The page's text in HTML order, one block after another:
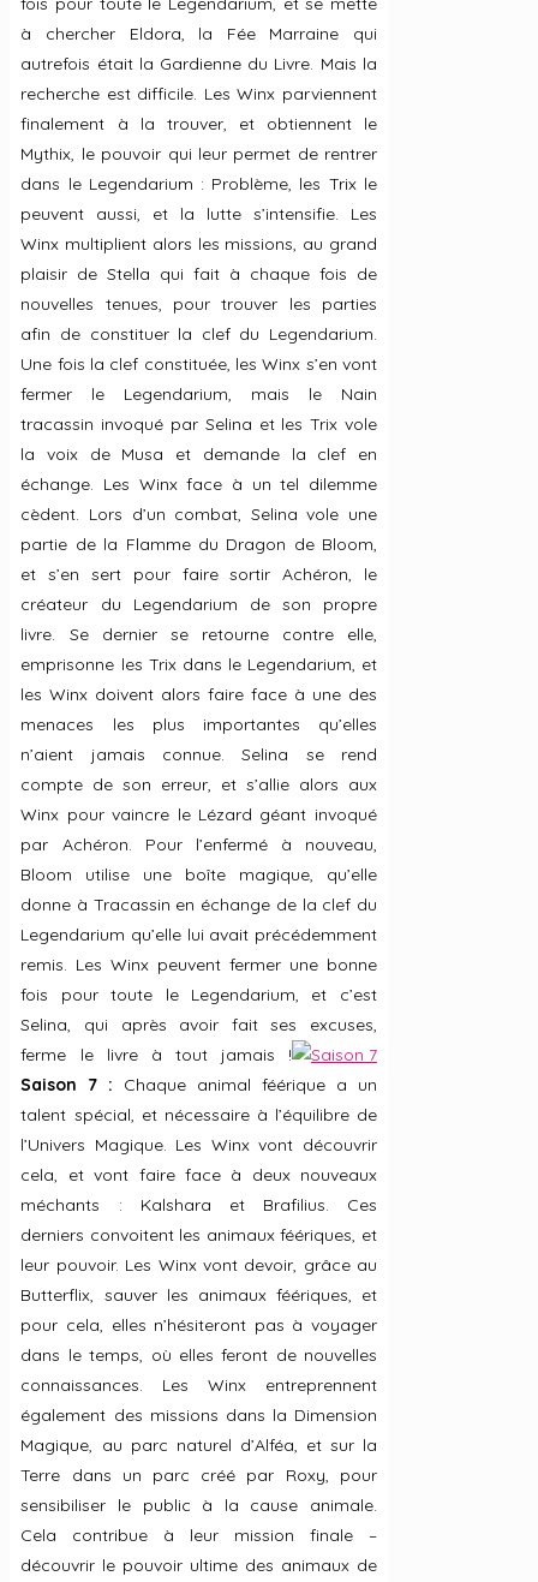
à chercher Eldora, la Fée Marraine qui
autrefois était la Gardienne du Livre. Mais la
recherche est difficile. Les Winx parviennent
finalement à la trouver, et obtiennent le
Mythix, le pouvoir qui leur permet de rentrer
dans le Legendarium : Problème, les Trix le
peuvent aussi, et la lutte s’intensifie. Les
Winx multiplient alors les missions, au grand
plaisir de Stella qui fait à chaque fois de
nouvelles tenues, pour trouver les parties
afin de constituer la clef du Legendarium.
Une fois la clef constituée, les Winx s’en vont
fermer le Legendarium, mais le Nain
tracassin invoqué par Selina et les Trix vole
la voix de Musa et demande la clef en
échange. Les Winx face à un tel dilemme
cèdent. Lors d’un combat, Selina vole une
partie de la Flamme du Dragon de Bloom,
et s’en sert pour faire sortir Achéron, le
créateur du Legendarium de son propre
livre. Se dernier se retourne contre elle,
emprisonne les Trix dans le Legendarium, et
les Winx doivent alors faire face à une des
menaces les plus importantes qu’elles
n’aient jamais connue. Selina se rend
compte de son erreur, et s’allie alors aux
Winx pour vaincre le Lézard géant invoqué
par Achéron. Pour l’enfermé à nouveau,
Bloom utilise une boîte magique, qu’elle
donne à Tracassin en échange de la clef du
Legendarium qu’elle lui avait précédemment
remis. Les Winx peuvent fermer une bonne
fois pour toute le Legendarium, et c’est
Selina, qui après avoir fait ses excuses,
ferme le livre à tout jamais !
Saison 7 : Chaque animal féérique a un
talent spécial, et nécessaire à l’équilibre de
l’Univers Magique. Les Winx vont découvrir
cela, et vont faire face à deux nouveaux
méchants : Kalshara et Brafilius. Ces
derniers convoitent les animaux féériques, et
leur pouvoir. Les Winx vont devoir, grâce au
Butterflix, sauver les animaux féériques, et
pour cela, elles n’hésiteront pas à voyager
dans le temps, où elles feront de nouvelles
connaissances. Les Winx entreprennent
également des missions dans la Dimension
Magique, au parc naturel d’Alféa, et sur la
Terre dans un parc créé par Roxy, pour
sensibiliser le public à la cause animale.
Cela contribue à leur mission finale –
découvrir le pouvoir ultime des animaux de